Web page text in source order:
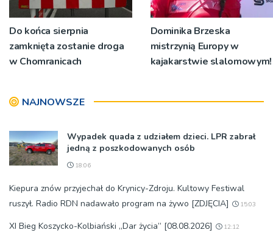
Do końca sierpnia
zamknięta zostanie droga
w Chomranicach
Dominika Brzeska
mistrzynią Europy w
kajakarstwie slalomowym!
NAJNOWSZE
Wypadek quada z udziałem dzieci. LPR zabrał
jedną z poszkodowanych osób
18:06
Kiepura znów przyjechał do Krynicy-Zdroju. Kultowy Festiwal
ruszył. Radio RDN nadawało program na żywo [ZDJĘCIA]
15:03
XI Bieg Koszycko-Kolbiański „Dar życia” [08.08.2026] 12:12